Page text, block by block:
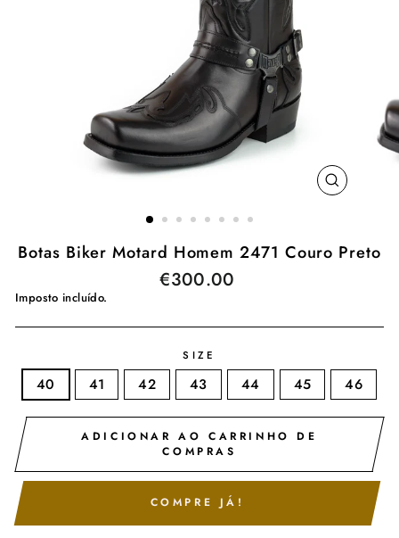
Botas Biker Motard Homem 2471 Couro Preto
Preço
normal
€300.00
Imposto incluído.
SIZE
40 41 42 43 44 45 46
ADICIONAR AO CARRINHO DE
COMPRAS
COMPRE JÁ!